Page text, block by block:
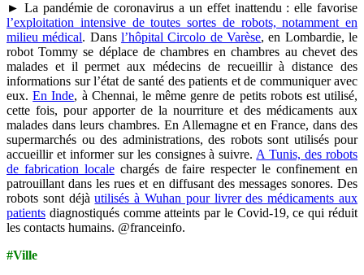
► La pandémie de coronavirus a un effet inattendu : elle favorise
l’exploitation intensive de toutes sortes de robots, notamment en
milieu médical. Dansl’hôpital Circolo de Varèse, en Lombardie, le
robot Tommy se déplace de chambres en chambres au chevet des
malades et il permet aux médecins de recueillir à distance des
informations sur l’état de santé des patients et de communiquer avec
eux.En Inde, à Chennai, le même genre de petits robots est utilisé,
cette fois, pour apporter de la nourriture et des médicaments aux
malades dans leurs chambres. En Allemagne et en France, dans des
supermarchés ou des administrations, des robots sont utilisés pour
accueillir et informer sur les consignes à suivre.A Tunis, des robots
de fabrication localechargés de faire respecter le confinement en
patrouillant dans les rues et en diffusant des messages sonores. Des
robots sont déjàutilisés à Wuhan pour livrer des médicaments aux
patients diagnostiqués comme atteints par le Covid-19, ce qui réduit
les contacts humains. @franceinfo.
#Ville